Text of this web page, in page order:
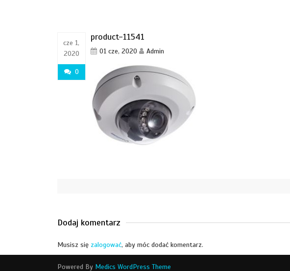
cze 1,
2020
0
product-11541
01 cze, 2020 Admin
Dodaj komentarz
Musisz się zalogować, aby móc dodać komentarz.
Powered By Medics WordPress Theme